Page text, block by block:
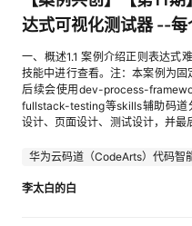
用的入口为 main.handler，测试
传，则入口可参考 deploy/
操作。后续如需扩展为每日巡检
器。13. FunctionGraph 测试结果
调用测试：{} 函数返回
成，并返回 Markdown 与 JSON
如下：指标数值检查资源90发现
接包含在响应 body.reports
使用以下资源：资源类型使用情况
3）视频需包含开发过程实际操作
以语音讲解，可根据视频上手并体
目）标准类型文档形式分值释义
性根据浏览数和评论数评价案例
200；根据浏览数和评论数评价案
300；1-2/0.5梯度2操作完整性关
际的实践操作，而非方案类描述2
解释说明，应用构建后可执行，
流畅，介绍，讲解和实操各部分
xxxxx@qq.com Status: Connected Quota: 100 emails/day (trial) You can
now use natural language to
么？概念说明AI 身份AI Shell 中
专属邮箱地址绑定关系Agent 获得
邮箱权限不暴露给 AI完成后，你
权状态，便于追踪 Agent 做了什
低风险任务开始🟢 建议：先让
执行并返回：📋 最近 5 封邮件： 1. 【发件人】noreply@github.com 【主
题】Your weekly digest 【时间】2026-06-28 09:12 【摘要】本周
GitHub 活动汇总：3 个 PR 合并，2 个
投入后才发现需求不存在或市场
×0.4 + 市场空间×0.3 + 个人匹配
三层产品体系，测算交付成本问
风险、税务问题、合同纠纷解决
划、商用模板准备）问题5：不知
没人买单解决：种子用户冷启动
题6：不知道如何规模化痛点：有
他方案的对比对比维度创业导师
阅读随时随时可用个性化高低中
我纠错的“深水区”场景中，多智能
真实业务痛点的场景化落地思维，
数字军团的指挥官【
梁，连接着理论的混沌与工程的秩
官”的蜕变。他们不再仅仅盯着大
节点、连线与反馈回路交织而成
妥协的组织时，开发者管理的已
团。这正是AI走向产业深处时，我
于掩耳盗铃。平台会通过Canvas
手段，轻易识破批量操作的本质。
确保每一个虚拟环境拥有独立的
时，结合全球动态原生住宅IP池
一次注册都呈现出独立且真实的用
在于对业务本质的反思。与其绞尽
号矩阵运营的底层逻辑。任何试
行为，最终都会被不断迭代的AI防
率，或者用于更智能的动态挑战
霾，在数字商业的博弈中获得长远
达式可视化测试器 --
一、概述1.1 案例介绍正则表达式
技能中进行查看。注：本案例为固
后续会使用dev-process-
fullstack-testing等skills辅助码道
设计、页面设计、测试设计，并最
内置的前端设计skill，提供5种专
端界面代码。SDD：包含四大核
华为云码道（CodeArts）代码智
李太白的白